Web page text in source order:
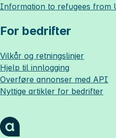
Information to refugees from
For bedrifter
Vilkår og retningslinjer
Hjelp til innlogging
Overføre annonser med API
Nyttige artikler for bedrifter